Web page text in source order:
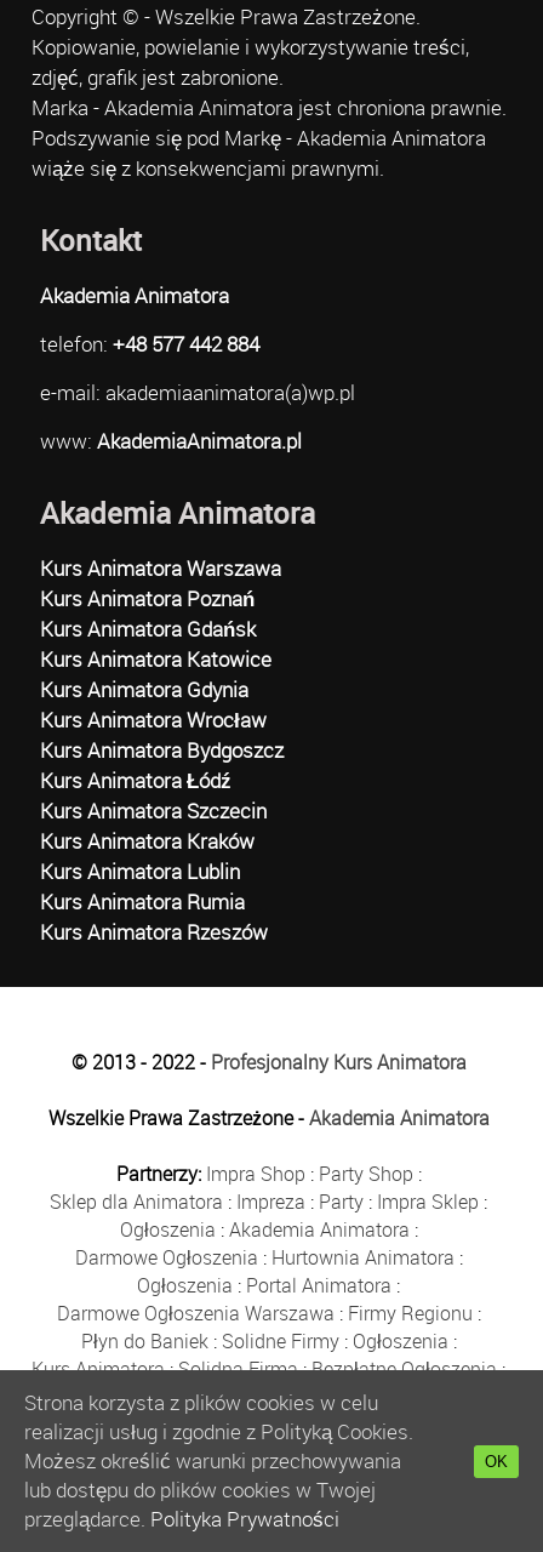
Copyright © - Wszelkie Prawa Zastrzeżone.
Kopiowanie, powielanie i wykorzystywanie treści,
zdjęć, grafik jest zabronione.
Marka - Akademia Animatora jest chroniona prawnie.
Podszywanie się pod Markę - Akademia Animatora
wiąże się z konsekwencjami prawnymi.
Kontakt
Akademia Animatora
telefon: +48 577 442 884
e-mail: akademiaanimatora(a)wp.pl
www: AkademiaAnimatora.pl
Akademia Animatora
Kurs Animatora Warszawa
Kurs Animatora Poznań
Kurs Animatora Gdańsk
Kurs Animatora Katowice
Kurs Animatora Gdynia
Kurs Animatora Wrocław
Kurs Animatora Bydgoszcz
Kurs Animatora Łódź
Kurs Animatora Szczecin
Kurs Animatora Kraków
Kurs Animatora Lublin
Kurs Animatora Rumia
Kurs Animatora Rzeszów
© 2013 - 2022 - Profesjonalny Kurs Animatora
Wszelkie Prawa Zastrzeżone -Akademia Animatora
Partnerzy: Impra Shop : Party Shop :
Sklep dla Animatora : Impreza : Party : Impra Sklep :
Ogłoszenia :Akademia Animatora :
Darmowe Ogłoszenia : Hurtownia Animatora :
Ogłoszenia : Portal Animatora :
Darmowe Ogłoszenia Warszawa : Firmy Regionu :
Płyn do Baniek: Solidne Firmy: Ogłoszenia :
Kurs Animatora:Solidna Firma:Bezpłatne Ogłoszenia:
Animator Czasu Wolnego:
Bezpłatne Ogłoszenia Warszawa:sklep animatora
Bańki Mydlane:Bezpłatne Ogłoszenia
Szkolenie Animatorów:Kurs Animatora
:
Kurs Animatora Warszawa :Rumia
Kurs Animatora Poznań:
Strona korzysta z plików cookies w celu
realizacji usług i zgodnie z Polityką Cookies.
Możesz określić warunki przechowywania
lub dostępu do plików cookies w Twojej
przeglądarce. Polityka Prywatności
OK